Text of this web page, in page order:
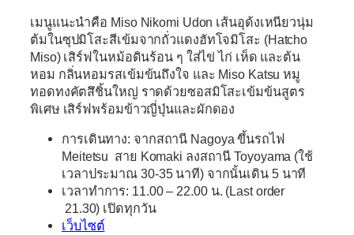
เมนูแนะนำคือ Miso Nikomi Udon เส้นอุด้งเหนียวนุ่ม
ต้มในซุปมิโสะสีเข้มจากถั่วแดงฮัทโจมิโสะ (Hatcho
Miso) เสิร์ฟในหม้อดินร้อน ๆ ใส่ไข่ ไก่ เห็ด และต้น
หอม กลิ่นหอมรสเข้มข้นถึงใจ และ Miso Katsu หมู
ทอดทงคัตสึชิ้นใหญ่ ราดด้วยซอสมิโสะเข้มข้นสูตร
พิเศษ เสิร์ฟพร้อมข้าวญี่ปุ่นและผักดอง
การเดินทาง: จากสถานี Nagoya ขึ้นรถไฟ
Meitetsu สาย Komaki ลงสถานี Toyoyama (ใช้
เวลาประมาณ 30-35 นาที) จากนั้นเดิน 5 นาที
เวลาทำการ: 11.00 – 22.00 น. (Last order
21.30) เปิดทุกวัน
เว็บไซต์